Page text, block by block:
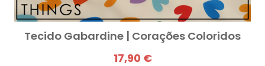
Tecido Gabardine | Corações Coloridos
17,90 €